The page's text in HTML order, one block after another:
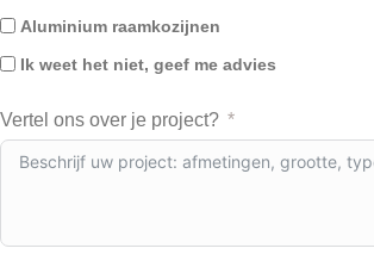
Aluminium raamkozijnen
Ik weet het niet, geef me advies
Vertel ons over je project?